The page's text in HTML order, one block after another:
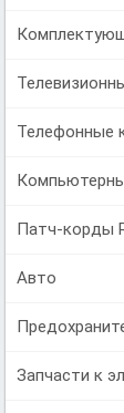
Телефонные
Патч-корды
Авто
Запчасти к